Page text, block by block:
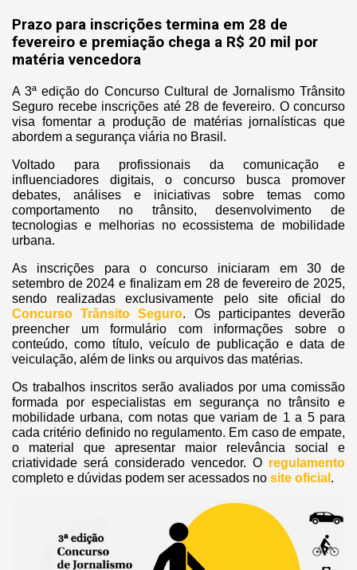
Prazo para inscrições termina em 28 de
fevereiro e premiação chega a R$ 20 mil por
matéria vencedora
A 3ª edição do Concurso Cultural de Jornalismo Trânsito
Seguro recebe inscrições até 28 de fevereiro. O concurso
visa fomentar a produção de matérias jornalísticas que
abordem a segurança viária no Brasil.
Voltado para profissionais da comunicação e
influenciadores digitais, o concurso busca promover
debates, análises e iniciativas sobre temas como
comportamento no trânsito, desenvolvimento de
tecnologias e melhorias no ecossistema de mobilidade
urbana.
As inscrições para o concurso iniciaram em 30 de
setembro de 2024 e finalizam em 28 de fevereiro de 2025,
sendo realizadas exclusivamente pelo site oficial do
Concurso Trânsito Seguro. Os participantes deverão
preencher um formulário com informações sobre o
conteúdo, como título, veículo de publicação e data de
veiculação, além de links ou arquivos das matérias.
Os trabalhos inscritos serão avaliados por uma comissão
formada por especialistas em segurança no trânsito e
mobilidade urbana, com notas que variam de 1 a 5 para
cada critério definido no regulamento. Em caso de empate,
o material que apresentar maior relevância social e
criatividade será considerado vencedor. O regulamento
completo e dúvidas podem ser acessados no site oficial .